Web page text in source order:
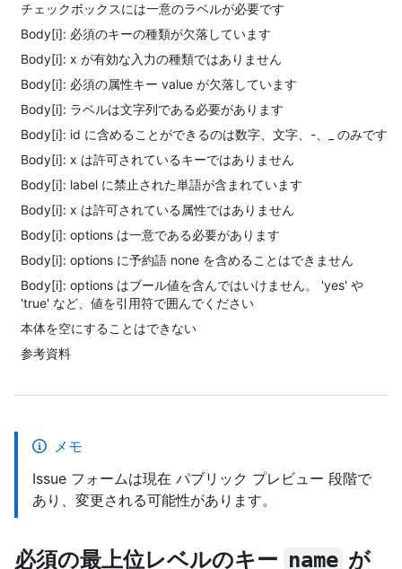
チェックボックスには一意のラベルが必要です
Body[i]: 必須のキーの種類が欠落しています
Body[i]: x が有効な入力の種類ではありません
Body[i]: 必須の属性キー value が欠落しています
Body[i]: ラベルは文字列である必要があります
Body[i]: id に含めることができるのは数字、文字、-、_ のみです
Body[i]: x は許可されているキーではありません
Body[i]: label に禁止された単語が含まれています
Body[i]: x は許可されている属性ではありません
Body[i]: options は一意である必要があります
Body[i]: options に予約語 none を含めることはできません
Body[i]: options はブール値を含んではいけません。 'yes' や
'true' など、値を引用符で囲んでください
本体を空にすることはできない
参考資料
メモ
Issue フォームは現在 パブリック プレビュー 段階で
あり、変更される可能性があります。
必須の最上位レベルのキー name が